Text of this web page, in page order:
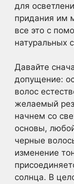
для
придания им
все это с
натуральных
Давайте
допущение:
волос
желаемый
начнем со
основы,
черные
изменение
солнца. В